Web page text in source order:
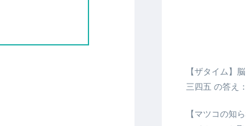
【ザタイム】
三四五 の答え
【マツコの知